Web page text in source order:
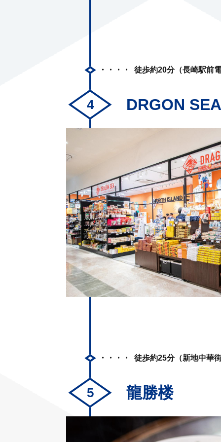
徒歩約20分（長崎駅前
DRGON
徒歩約25分（新地中華
龍勝楼